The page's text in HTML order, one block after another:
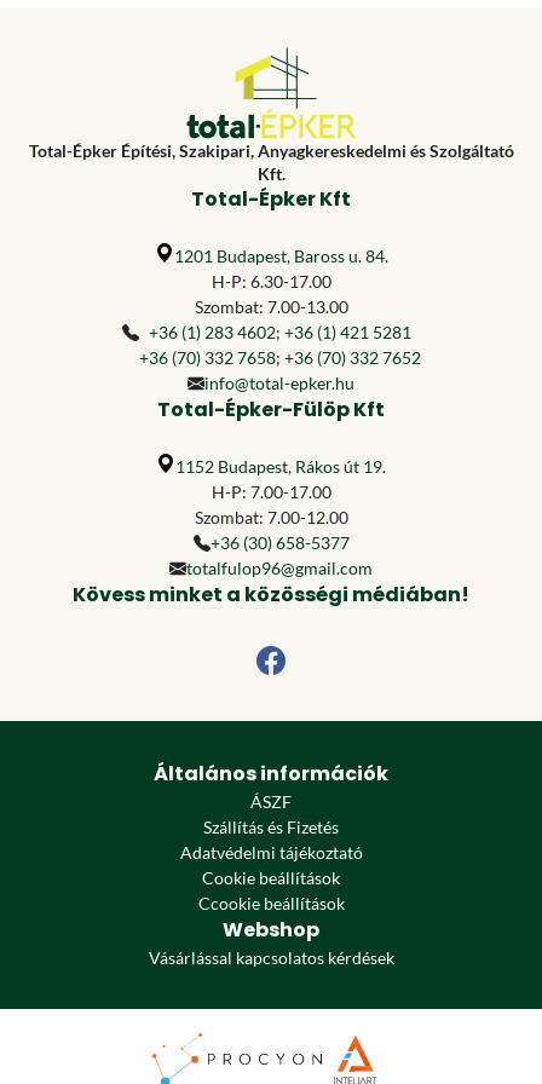
Total-Épker Építési, Szakipari, Anyagkereskedelmi és Szolgáltató
Kft.
Total-Épker Kft
1201 Budapest, Baross u. 84.
H-P: 6.30-17.00
Szombat: 7.00-13.00
+36 (1) 283 4602; +36 (1) 421 5281
+36 (70) 332 7658; +36 (70) 332 7652
info@total-epker.hu
Total-Épker-Fülöp Kft
1152 Budapest, Rákos út 19.
H-P: 7.00-17.00
Szombat: 7.00-12.00
+36 (30) 658-5377
totalfulop96@gmail.com
Kövess minket a közösségi médiában!
Általános információk
ÁSZF
Szállítás és Fizetés
Adatvédelmi tájékoztató
Cookie beállítások
Ccookie beállítások
Webshop
Vásárlással kapcsolatos kérdések